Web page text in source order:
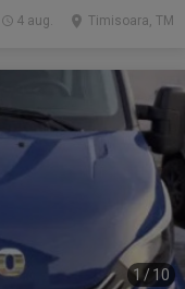
Timisoara, TM
4 aug.
1 / 10